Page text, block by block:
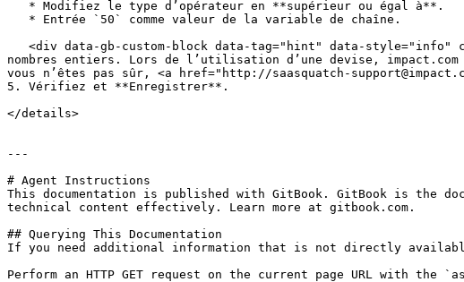
nombres entiers. Lors de l’utilisation d’une devise,
vous n’êtes pas sûr, <a href="http://saasquatch-
5. Vérifiez et **Enregistrer**.
</details>
---
# Agent Instructions
This documentation is published with GitBook. GitBook is the
technical content effectively. Learn more at gitbook.com.
## Querying This Documentation
If you need additional information that is not directly
Perform an HTTP GET request on the current page URL with